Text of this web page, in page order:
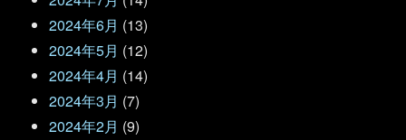
2024年6月 (13)
2024年5月 (12)
2024年4月 (14)
2024年3月 (7)
2024年2月 (9)